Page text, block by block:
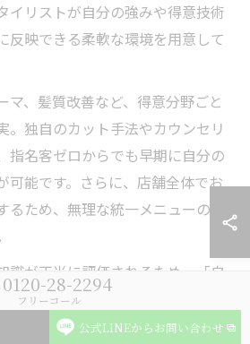
イリストが自分の強みや得意技術
反映できる柔軟な環境を用意して
マ、髪質改善など、得意分野ごと
。独自のカット手法やカウンセリ
指名客ゼロからでも早期に自分の
可能です。さらに、店舗全体でお
ため、無理な統一メニューの押
識が正当に評価されるため、「自
求したい方には最適な環境です。
考える30代・20代の中途採用希望
0120-28-2294
フリーコール
公式LINEからお問い合わせ